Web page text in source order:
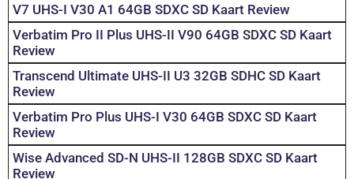
V7 UHS-I V30 A1 64GB SDXC SD Kaart Review
Verbatim Pro II Plus UHS-II V90 64GB SDXC SD Kaart
Review
Transcend Ultimate UHS-II U3 32GB SDHC SD Kaart
Review
Verbatim Pro Plus UHS-I V30 64GB SDXC SD Kaart
Review
Wise Advanced SD-N UHS-II 128GB SDXC SD Kaart
Review